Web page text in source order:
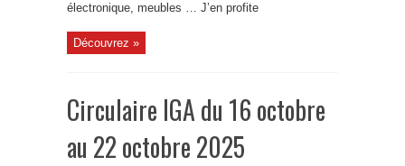
électronique, meubles … J’en profite
Découvrez »
Circulaire IGA du 16 octobre
au 22 octobre 2025